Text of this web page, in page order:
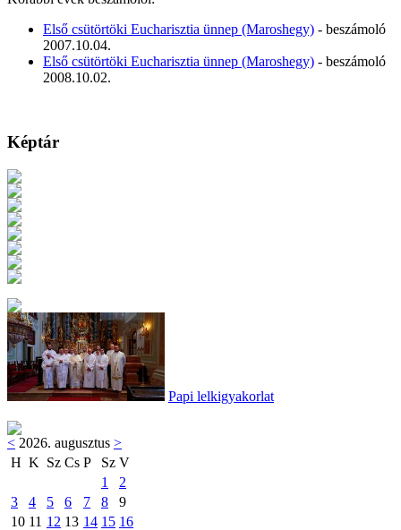
Első csütörtöki Eucharisztia ünnep (Maroshegy) - beszámoló
2007.10.04.
Első csütörtöki Eucharisztia ünnep (Maroshegy) - beszámoló
2008.10.02.
Képtár
Papi lelkigyakorlat
< 2026. augusztus >
H K Sz Cs P Sz V
1
2
3
4 5 6 7 8
9
10 11 12 13 14 15 16